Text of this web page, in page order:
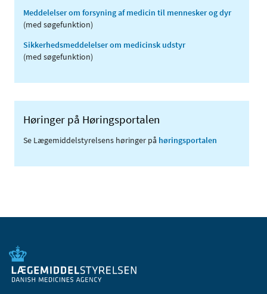
Meddelelser om forsyning af medicin til mennesker og dyr
(med søgefunktion)
Sikkerhedsmeddelelser om medicinsk udstyr
(med søgefunktion)
Høringer på Høringsportalen
Se Lægemiddelstyrelsens høringer på høringsportalen